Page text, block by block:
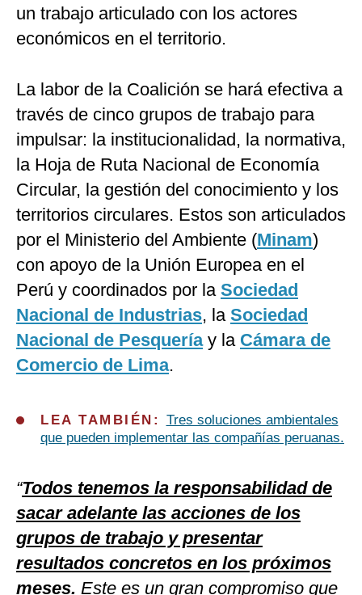
un trabajo articulado con los actores
económicos en el territorio.
La labor de la Coalición se hará efectiva a
través de cinco grupos de trabajo para
impulsar: la institucionalidad, la normativa,
la Hoja de Ruta Nacional de Economía
Circular, la gestión del conocimiento y los
territorios circulares. Estos son articulados
por el Ministerio del Ambiente (Minam)
con apoyo de la Unión Europea en el
Perú y coordinados por la Sociedad
Nacional de Industrias, la Sociedad
Nacional de Pesqueríay la Cámara de
Comercio de Lima.
LEA TAMBIÉN: Tres soluciones ambientales
que pueden implementar las compañías peruanas.
“Todos tenemos la responsabilidad de
sacar adelante las acciones de los
grupos de trabajo y presentar
resultados concretos en los próximos
meses. Este es un gran compromiso que